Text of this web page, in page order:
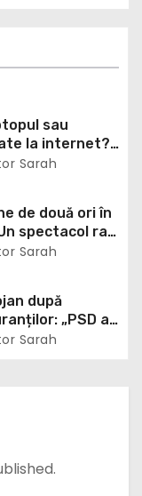
sau
la internet?
asupra unui
utilizatori îl
Sarah
de două ori în
spectacol rar
unui sat
Sarah
după
„PSD a
ați
după”
Sarah